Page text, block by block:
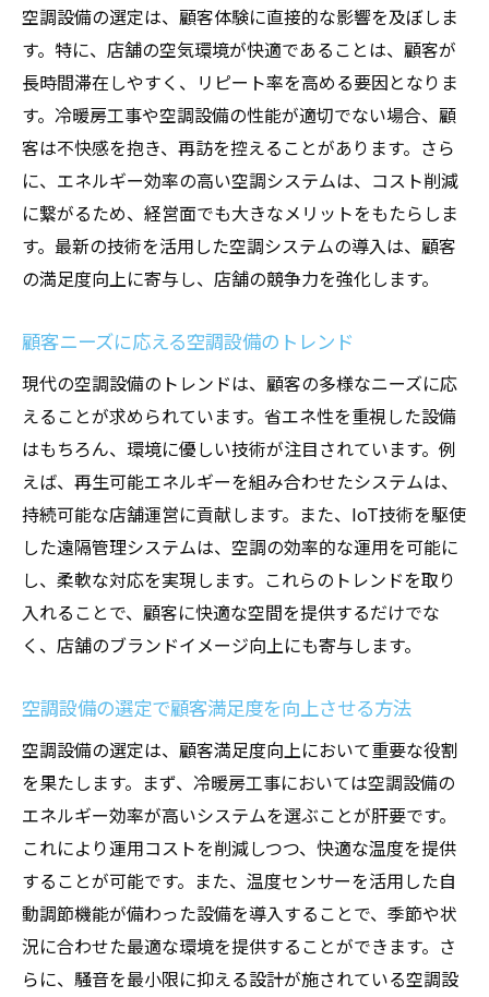
空調設備の選定は、顧客体験に直接的な影響を及ぼしま
す。特に、店舗の空気環境が快適であることは、顧客が
長時間滞在しやすく、リピート率を高める要因となりま
す。冷暖房工事や空調設備の性能が適切でない場合、顧
客は不快感を抱き、再訪を控えることがあります。さら
に、エネルギー効率の高い空調システムは、コスト削減
に繋がるため、経営面でも大きなメリットをもたらしま
す。最新の技術を活用した空調システムの導入は、顧客
の満足度向上に寄与し、店舗の競争力を強化します。
顧客ニーズに応える空調設備のトレンド
現代の空調設備のトレンドは、顧客の多様なニーズに応
えることが求められています。省エネ性を重視した設備
はもちろん、環境に優しい技術が注目されています。例
えば、再生可能エネルギーを組み合わせたシステムは、
持続可能な店舗運営に貢献します。また、IoT技術を駆使
した遠隔管理システムは、空調の効率的な運用を可能に
し、柔軟な対応を実現します。これらのトレンドを取り
入れることで、顧客に快適な空間を提供するだけでな
く、店舗のブランドイメージ向上にも寄与します。
空調設備の選定で顧客満足度を向上させる方法
空調設備の選定は、顧客満足度向上において重要な役割
を果たします。まず、冷暖房工事においては空調設備の
エネルギー効率が高いシステムを選ぶことが肝要です。
これにより運用コストを削減しつつ、快適な温度を提供
することが可能です。また、温度センサーを活用した自
動調節機能が備わった設備を導入することで、季節や状
況に合わせた最適な環境を提供することができます。さ
らに、騒音を最小限に抑える設計が施されている空調設